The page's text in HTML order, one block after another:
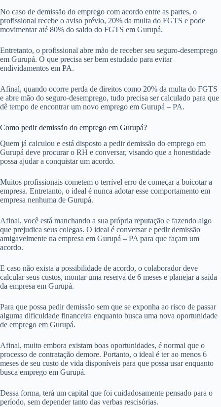
No caso de demissão do emprego com acordo entre as partes, o
profissional recebe o aviso prévio, 20% da multa do FGTS e pode
movimentar até 80% do saldo do FGTS em Gurupá.
Entretanto, o profissional abre mão de receber seu seguro-desemprego
em Gurupá. O que precisa ser bem estudado para evitar
endividamentos em PA.
Afinal, quando ocorre perda de direitos como 20% da multa do FGTS
e abre mão do seguro-desemprego, tudo precisa ser calculado para que
dê tempo de encontrar um novo emprego em Gurupá – PA.
Como pedir demissão do emprego em Gurupá?
Quem já calculou e está disposto a pedir demissão do emprego em
Gurupá deve procurar o RH e conversar, visando que a honestidade
possa ajudar a conquistar um acordo.
Muitos profissionais cometem o terrível erro de começar a boicotar a
empresa. Entretanto, o ideal é nunca adotar esse comportamento em
empresa nenhuma de Gurupá.
Afinal, você está manchando a sua própria reputação e fazendo algo
que prejudica seus colegas. O ideal é conversar e pedir demissão
amigavelmente na empresa em Gurupá – PA para que façam um
acordo.
E caso não exista a possibilidade de acordo, o colaborador deve
calcular seus custos, montar uma reserva de 6 meses e planejar a saída
da empresa em Gurupá.
Para que possa pedir demissão sem que se exponha ao risco de passar
alguma dificuldade financeira enquanto busca uma nova oportunidade
de emprego em Gurupá.
Afinal, muito embora existam boas oportunidades, é normal que o
processo de contratação demore. Portanto, o ideal é ter ao menos 6
meses de seu custo de vida disponíveis para que possa usar enquanto
busca emprego em Gurupá.
Dessa forma, terá um capital que foi cuidadosamente pensado para o
período, sem depender tanto das verbas rescisórias.